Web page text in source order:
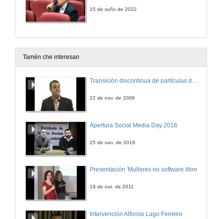
15 de xuño de 2022
Tamén che interesan
Transición discontinua de partículas de microgel termosensible
22 de nov. de 2006
Apertura Social Media Day 2016
25 de xan. de 2016
Presentación 'Mulleres no software libre'
19 de out. de 2011
Intervención Alfonso Lago Ferreiro